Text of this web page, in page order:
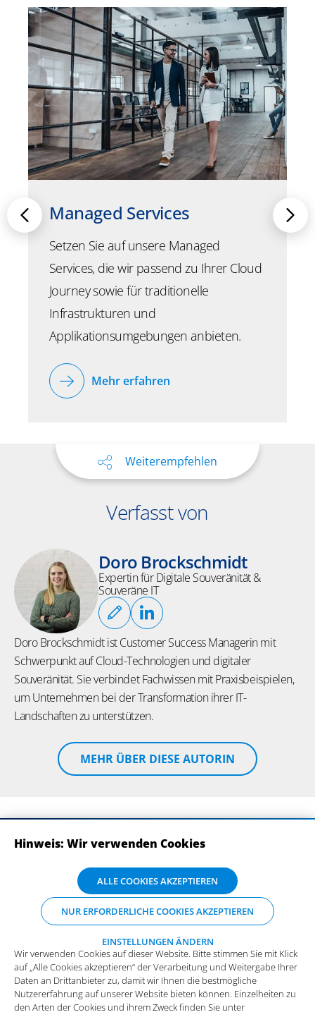
Managed Services
Setzen Sie auf unsere Managed
Services, die wir passend zu Ihrer Cloud
Journey sowie für traditionelle
Infrastrukturen und
Applikationsumgebungen anbieten.
Mehr erfahren
Weiterempfehlen
Verfasst von
Doro Brockschmidt
Expertin für Digitale Souveränität &
Souveräne IT
Doro Brockschmidt ist Customer Success Managerin mit
Schwerpunkt auf Cloud-Technologien und digitaler
Souveränität. Sie verbindet Fachwissen mit Praxisbeispielen,
um Unternehmen bei der Transformation ihrer IT-
Landschaften zu unterstützen.
MEHR ÜBER DIESE AUTORIN
Impressum Datenschutz
Wir verwenden Cookies auf dieser Website. Bitte stimmen Sie mit Klick
auf „Alle Cookies akzeptieren“ der Verarbeitung und Weitergabe Ihrer
Daten an Drittanbieter zu, damit wir Ihnen die bestmögliche
Nutzererfahrung auf unserer Website bieten können. Einzelheiten zu
den Arten der Cookies und ihrem Zweck finden Sie unter
Hinweis: Wir verwenden Cookies
ALLE COOKIES AKZEPTIEREN
NUR ERFORDERLICHE COOKIES AKZEPTIEREN
EINSTELLUNGEN ÄNDERN
Wir verwenden Cookies auf dieser Website. Bitte stimmen Sie mit Klick
auf „Alle Cookies akzeptieren“ der Verarbeitung und Weitergabe Ihrer
Daten an Drittanbieter zu, damit wir Ihnen die bestmögliche
Nutzererfahrung auf unserer Website bieten können. Einzelheiten zu
den Arten der Cookies und ihrem Zweck finden Sie unter
„Einstellungen ändern“, wo sie auch Ihre bevorzugten Einstellungen
vornehmen oder Cookies ablehnen können (mit Ausnahme der
benötigten Cookies).
Mehr Infos und die Möglichkeit zum
Widerspruch.
Funktionale Cookies